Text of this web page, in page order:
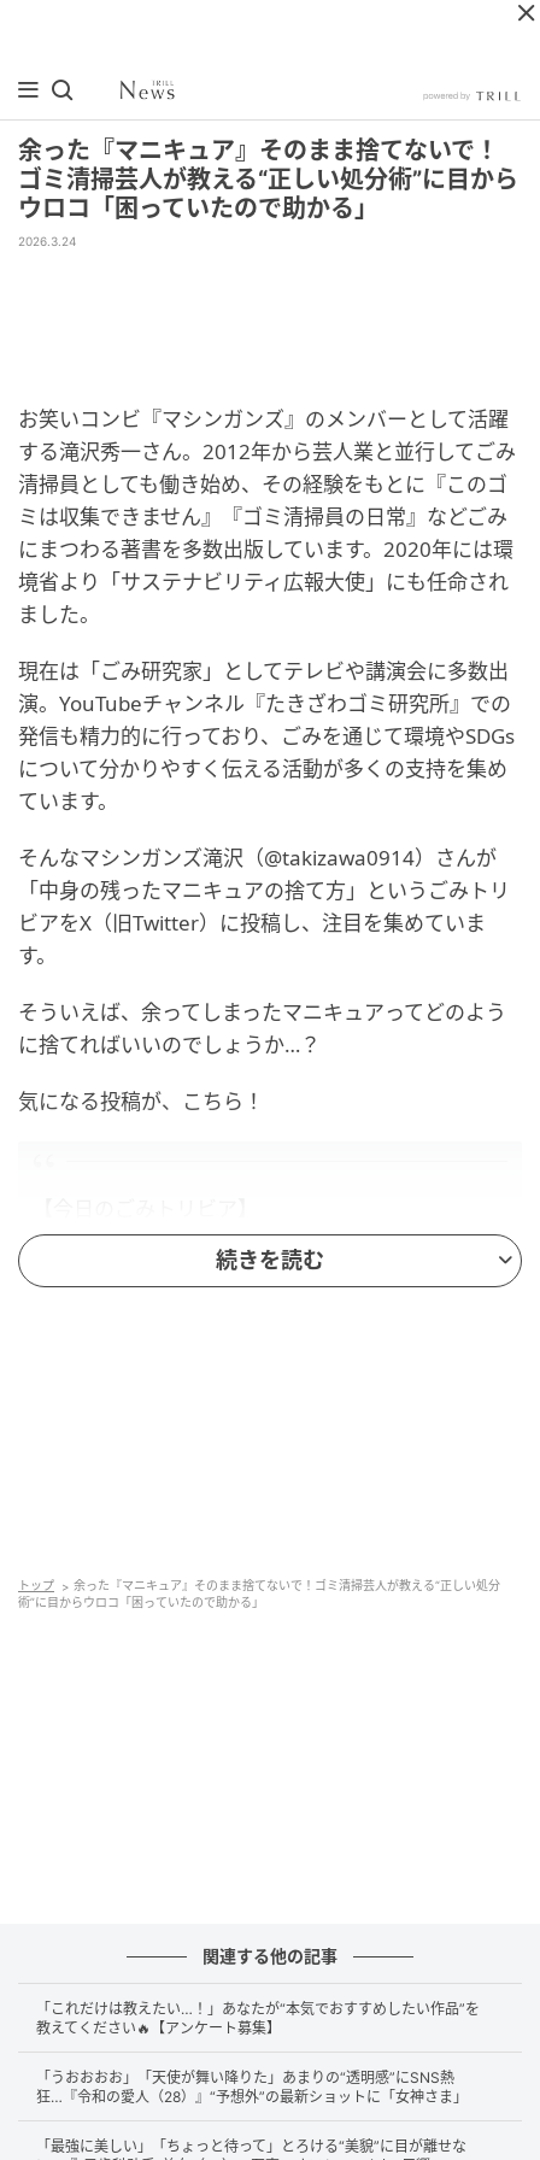
余った『マニキュア』そのまま捨てないで！
ゴミ清掃芸人が教える“正しい処分術”に目から
ウロコ「困っていたので助かる」
2026.3.24
お笑いコンビ『マシンガンズ』のメンバーとして活躍
する滝沢秀一さん。2012年から芸人業と並行してごみ
清掃員としても働き始め、その経験をもとに『このゴ
ミは収集できません』『ゴミ清掃員の日常』などごみ
にまつわる著書を多数出版しています。2020年には環
境省より「サステナビリティ広報大使」にも任命され
ました。
現在は「ごみ研究家」としてテレビや講演会に多数出
演。YouTubeチャンネル『たきざわゴミ研究所』での
発信も精力的に行っており、ごみを通じて環境やSDGs
について分かりやすく伝える活動が多くの支持を集め
ています。
そんなマシンガンズ滝沢（@takizawa0914）さんが
「中身の残ったマニキュアの捨て方」というごみトリ
ビアをX（旧Twitter）に投稿し、注目を集めていま
す。
そういえば、余ってしまったマニキュアってどのよう
に捨てればいいのでしょうか…？
気になる投稿が、こちら！
余ったマニュキュアはいらない布等に染み込ませ
て、乾いたら布は可燃ごみ、容器は不燃ごみで出す
続きを読む
トップ
余った『マニキュア』そのまま捨てないで！ゴミ清掃芸人が教える“正しい処分
術”に目からウロコ「困っていたので助かる」
関連する他の記事
「これだけは教えたい…！」あなたが“本気でおすすめしたい作品”を
教えてください🔥【アンケート募集】
「うおおおお」「天使が舞い降りた」あまりの“透明感”にSNS熱
狂…『令和の愛人（28）』“予想外”の最新ショットに「女神さま」
「最強に美しい」「ちょっと待って」とろける“美貌”に目が離せな